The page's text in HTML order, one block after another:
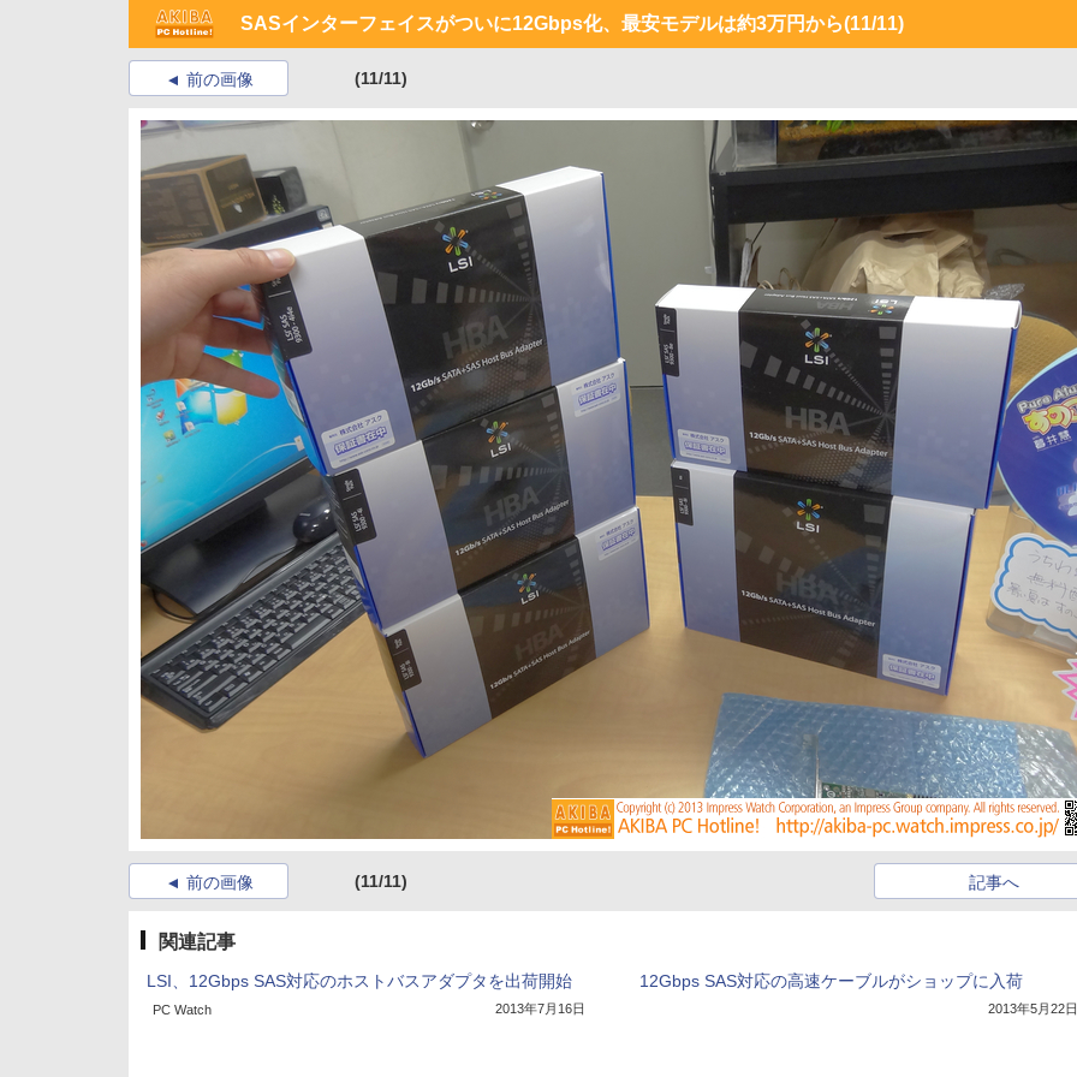
SASインターフェイスがついに12Gbps化、最安モデルは約3万円から(11/11)
前の画像 (11/11)
前の画像 (11/11) 記事へ
関連記事
LSI、12Gbps SAS対応のホストバスアダプタを出荷開始
PC Watch 2013年7月16日
12Gbps SAS対応の高速ケーブルがショップに入荷
2013年5月22日